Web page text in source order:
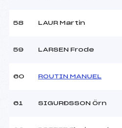
58 LAUR Martin
59 LARSEN Frode
60 ROUTIN MANUEL
61 SIGURÐSSON Örn